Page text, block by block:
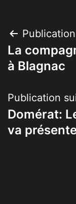
de
La
à Blagnac
Publication
Domérat:
va